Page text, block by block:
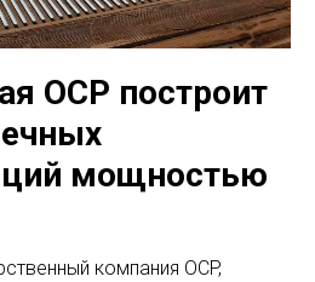
OCP построит
мощностью
компания OCP,